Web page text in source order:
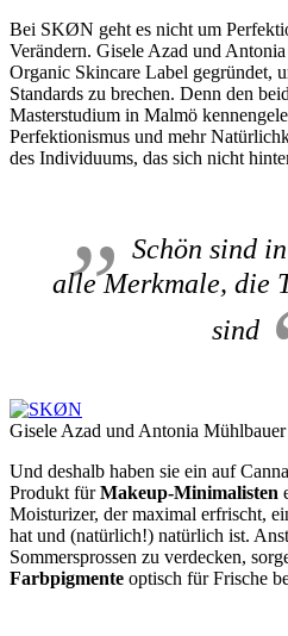
Bei SKØN geht es nicht um
Verändern. Gisele Azad und
Organic Skincare Label gegründet,
Standards zu brechen. Denn den
Masterstudium in Malmö
Perfektionismus und mehr
des Individuums, das sich nicht
Schön sind
alle Merkmale, die
sind
Gisele Azad und Antonia Mühlbauer
Und deshalb haben sie ein auf
Produkt fürMakeup-Minimalisten
Moisturizer, der maximal erfrischt,
hat und (natürlich!) natürlich ist.
Sommersprossen zu verdecken,
Farbpigmente optisch für Frische